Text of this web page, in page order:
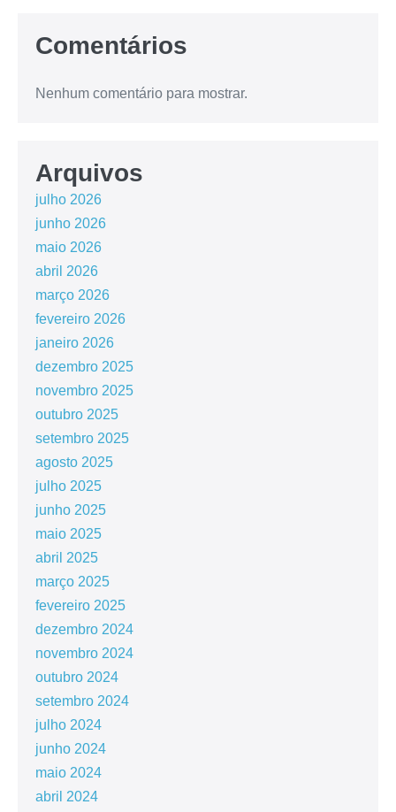
Comentários
Nenhum comentário para mostrar.
Arquivos
julho 2026
junho 2026
maio 2026
abril 2026
março 2026
fevereiro 2026
janeiro 2026
dezembro 2025
novembro 2025
outubro 2025
setembro 2025
agosto 2025
julho 2025
junho 2025
maio 2025
abril 2025
março 2025
fevereiro 2025
dezembro 2024
novembro 2024
outubro 2024
setembro 2024
julho 2024
junho 2024
maio 2024
abril 2024